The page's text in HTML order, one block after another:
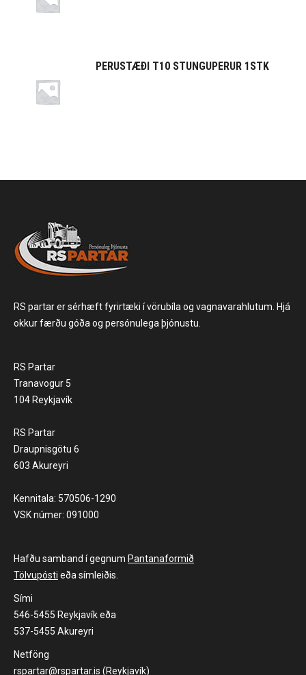
PERUSTÆÐI T10 STUNGUPERUR 1STK
RS partar er sérhæft fyrirtæki í vörubíla og vagnavarahlutum. Hjá
okkur færðu góða og persónulega þjónustu.
RS Partar
Tranavogur 5
104 Reykjavík
RS Partar
Draupnisgötu 6
603 Akureyri
Kennitala: 570506-1290
VSK númer: 091000
Hafðu samband í gegnum Pantanaformið
Tölvupósti eða símleiðis.
Sími
546-5455 Reykjavík eða
537-5455 Akureyri
Netföng
rspartar@rspartar.is (Reykjavík)